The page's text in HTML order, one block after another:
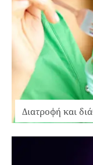
Διατροφή και